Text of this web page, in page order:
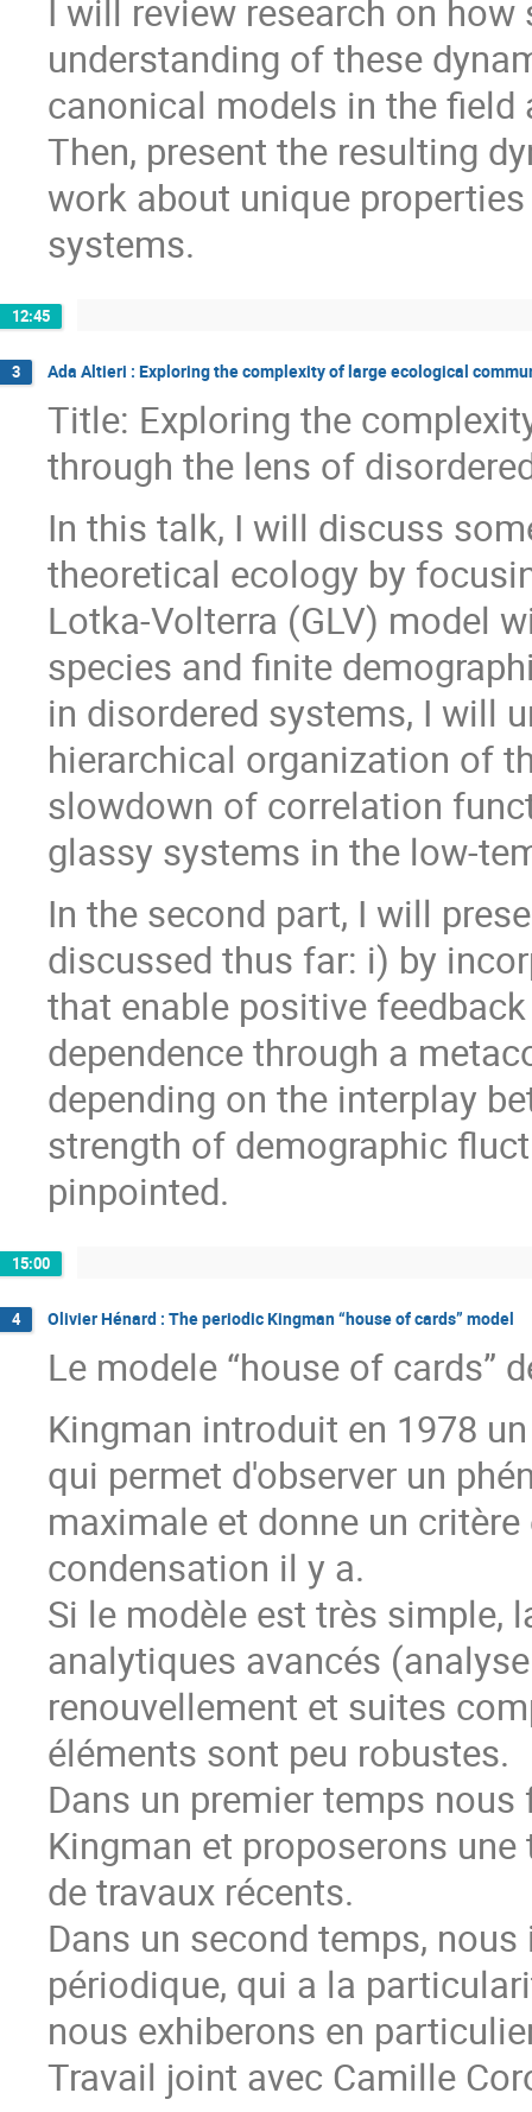
I will review research on
understanding of these
canonical models in the
Then, present the resulting
work about unique
systems.
12:45
3 Ada Altieri : Exploring the complexity of large ecological
Title: Exploring the
through the lens of
In this talk, I will discuss
theoretical ecology by
Lotka-Volterra (GLV) model
species and finite
in disordered systems, I will
hierarchical organization of
slowdown of correlation
glassy systems in the low-
In the second part, I will
discussed thus far: i) by
that enable positive
dependence through a
depending on the interplay
strength of demographic
pinpointed.
15:00
4 Olivier Hénard : The periodic Kingman “house of cards” model
Le modele “house of cards”
Kingman introduit en 1978
qui permet d'observer un
maximale et donne un
condensation il y a.
Si le modèle est très simple,
analytiques avancés
renouvellement et suites
éléments sont peu robustes.
Dans un premier temps
Kingman et proposerons
de travaux récents.
Dans un second temps,
périodique, qui a la
nous exhiberons en
Travail joint avec Camille